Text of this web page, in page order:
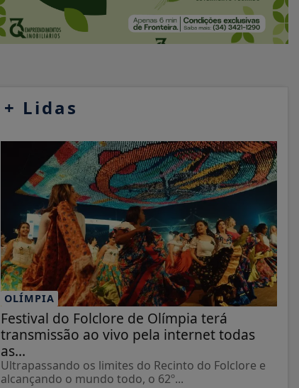
+ Lidas
OLÍMPIA
Festival do Folclore de Olímpia terá
transmissão ao vivo pela internet todas
as...
Ultrapassando os limites do Recinto do Folclore e
alcançando o mundo todo, o 62º...